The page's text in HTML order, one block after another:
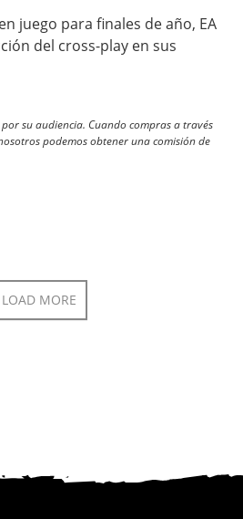
juego para finales de año, EA
del cross-play en sus
su audiencia. Cuando compras a través
podemos obtener una comisión de
LOAD MORE